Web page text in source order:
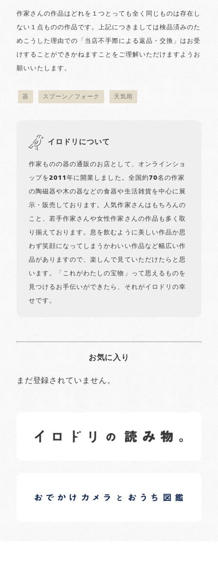
作家さんの作品はどれを１つとっても全く同じものは存在し
ない１点ものの作品です。上記につきましては検品済みのた
めこうした理由での「当店不手際による返品・交換」はお受
けすることができかねますことをご理解いただけますようお
願いいたします。
器 スプーン／フォーク 天気雨
イロドリについて
作家ものの器の通販のお店として、オンラインショ
ップを2011年に開業しました。全国約70名の作家
の陶磁器や木の器などの食器や生活雑貨を中心に展
示・販売しております。人気作家さんはもちろんの
こと、若手作家さんや女性作家さんの作品も多く取
り揃えております。息を飲むように美しい作品か思
わず笑顔になってしまうかわいい作品など幅広い作
品がありますので、楽しんで見ていただけたらと思
います。「これがわたしの宝物」って思えるものを
見つけるお手伝いができたら、それがイロドリの幸
せです。
お気に入り
まだ登録されていません。
日常の様子など随時更新中です。
日常の様子など随時更新中です。